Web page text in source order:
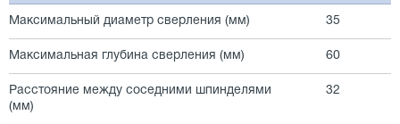
Максимальный диаметр сверления (мм) 35
Максимальная глубина сверления (мм) 60
Расстояние между соседними шпинделями
(мм)
32